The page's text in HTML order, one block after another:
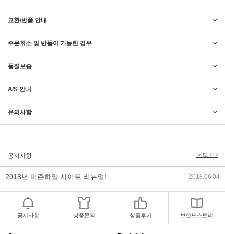
교환/반품 안내
주문취소 및 반품이 가능한 경우
품질보증
A/S 안내
유의사항
공지사항 더보기
2017년 미즌하임 리뉴얼
2018년 미즌하임 사이트 리뉴얼! 2018.06.04
2018년 야휴회 공지[상담/배송조.. 2018.04.10
2018년 모바일샵 리뉴얼 업데이..
공지사항 상품문의 상품후기 브랜드스토리